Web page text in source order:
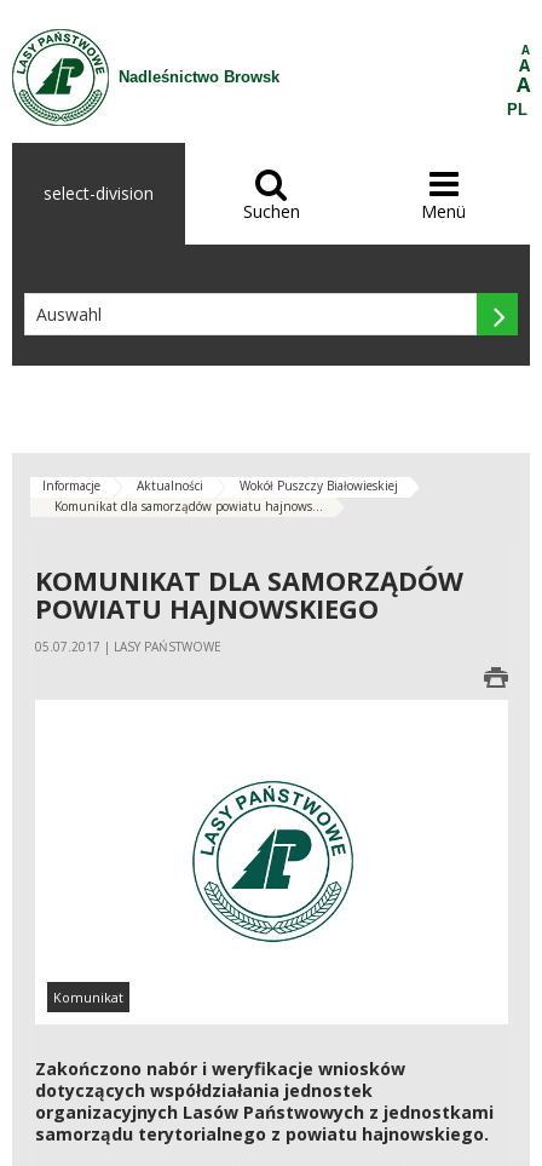
Zum Inhalt wechseln
Nadleśnictwo Browsk
A
A
A
PL
select-division 
Suchen

Menü

Informacje Aktualności
Wokół Puszczy Białowieskiej
Komunikat dla samorządów powiatu hajnows...
KOMUNIKAT DLA SAMORZĄDÓW
POWIATU HAJNOWSKIEGO
05.07.2017 | LASY PAŃSTWOWE
Komunikat
Zakończono nabór i weryfikacje wniosków
dotyczących współdziałania jednostek
organizacyjnych Lasów Państwowych z jednostkami
samorządu terytorialnego z powiatu hajnowskiego.